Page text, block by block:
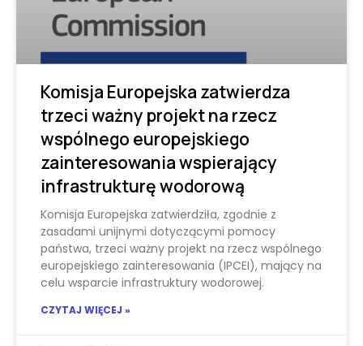
Komisja Europejska zatwierdza
trzeci ważny projekt na rzecz
wspólnego europejskiego
zainteresowania wspierający
infrastrukturę wodorową
Komisja Europejska zatwierdziła, zgodnie z
zasadami unijnymi dotyczącymi pomocy
państwa, trzeci ważny projekt na rzecz wspólnego
europejskiego zainteresowania (IPCEI), mający na
celu wsparcie infrastruktury wodorowej.
CZYTAJ WIĘCEJ »